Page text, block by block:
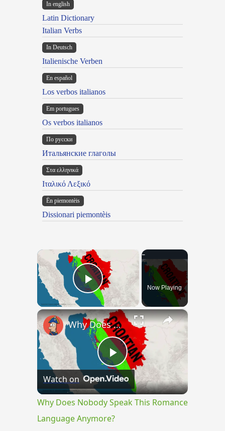
In english
Latin Dictionary
Italian Verbs
In Deutsch
Italienische Verben
En español
Los verbos italianos
Em portugues
Os verbos italianos
По русски
Итальянские глаголы
Στα ελληνικά
Ιταλικό Λεξικό
Ën piemontèis
Dissionari piemontèis
×
Play VideoNow Playing
×
Play
Video
Why Does Nobody Speak This Romance Language Anymore?
Watch on
Why Does Nobody Speak This Romance
Language Anymore?